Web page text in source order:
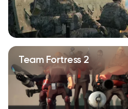
Team Fortress 2